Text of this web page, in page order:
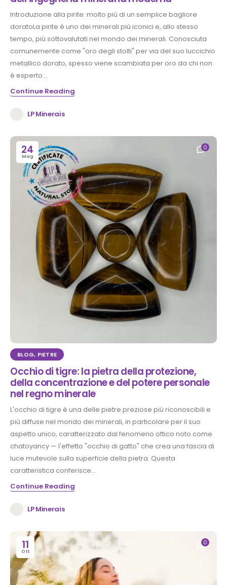
Introduzione alla pirite: molto più di un semplice bagliore
doratoLa pirite è uno dei minerali più iconici e, allo stesso
tempo, più sottovalutati nel mondo dei minerali. Conosciuta
comunemente come "oro degli stolti" per via del suo luccichio
metallico dorato, spesso viene scambiata per oro da chi non
è esperto....
Continue Reading
LP Minerais
24
Mag
0
BLOG, PIETRE
Occhio di tigre: la pietra della protezione,
della concentrazione e del potere personale
nel regno minerale
L'occhio di tigre è una delle pietre preziose più riconoscibili e
più diffuse nel mondo dei minerali, in particolare per il suo
aspetto unico, caratterizzato dal fenomeno ottico noto come
chatoyancy — l'effetto "occhio di gatto" che crea una fascia di
luce mutevole sulla superficie della pietra. Questa
caratteristica conferisce...
Continue Reading
LP Minerais
11
Ott
0